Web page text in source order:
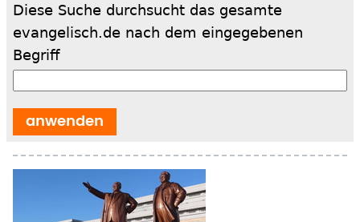
Diese Suche durchsucht das gesamte
evangelisch.de nach dem eingegebenen
Begriff